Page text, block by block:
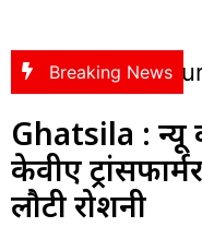
Breaking News
: पूर्व प्रधान
Ghatsila : न्यू
केवीए
लौटी रोशनी